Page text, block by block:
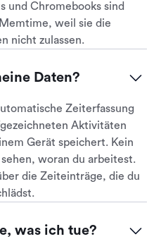
und Chromebooks sind
weil sie die
nicht zulassen.
Daten?
Zeiterfassung
Aktivitäten
Gerät speichert. Kein
woran du arbeitest.
die Zeiteinträge, die du
was ich tue?